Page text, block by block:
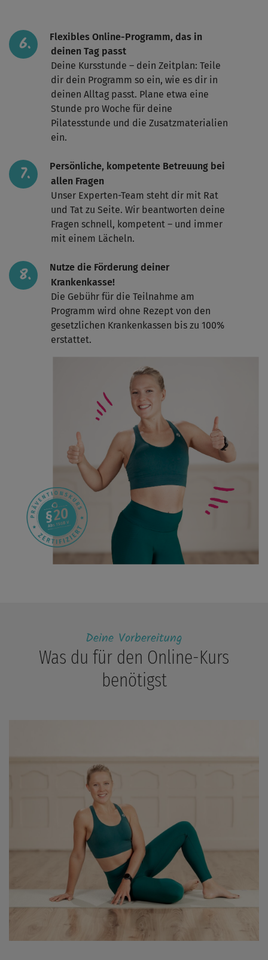
Flexibles Online-Programm, das in
deinen Tag passt
Deine Kursstunde – dein Zeitplan: Teile
dir dein Programm so ein, wie es dir in
deinen Alltag passt. Plane etwa eine
Stunde pro Woche für deine
Pilatesstunde und die Zusatzmaterialien
ein.
Persönliche, kompetente Betreuung bei
allen Fragen
Unser Experten-Team steht dir mit Rat
und Tat zu Seite. Wir beantworten deine
Fragen schnell, kompetent – und immer
mit einem Lächeln.
Nutze die Förderung deiner
Krankenkasse!
Die Gebühr für die Teilnahme am
Programm wird ohne Rezept von den
gesetzlichen Krankenkassen bis zu 100%
erstattet.
Deine Vorbereitung
Was du für den Online-Kurs
benötigst